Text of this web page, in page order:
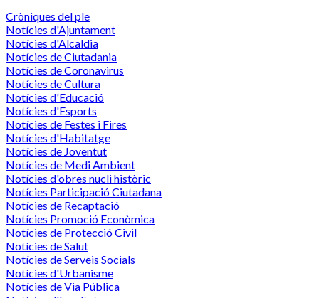
Cròniques del ple
Notícies d'Ajuntament
Notícies d'Alcaldia
Notícies de Ciutadania
Notícies de Coronavirus
Notícies de Cultura
Notícies d'Educació
Notícies d'Esports
Notícies de Festes i Fires
Notícies d'Habitatge
Notícies de Joventut
Notícies de Medi Ambient
Notícies d'obres nucli històric
Notícies Participació Ciutadana
Notícies de Recaptació
Notícies Promoció Econòmica
Notícies de Protecció Civil
Notícies de Salut
Notícies de Serveis Socials
Notícies d'Urbanisme
Notícies de Via Pública